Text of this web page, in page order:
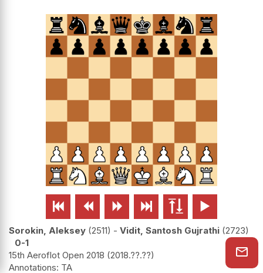
     
Sorokin, Aleksey 2511 - Vidit, Santosh Gujrathi 2723
0-1
15th Aeroflot Open 2018 2018.??.??
TA